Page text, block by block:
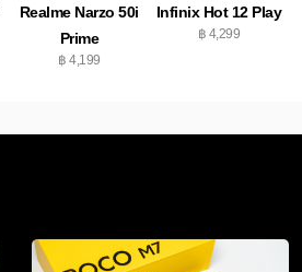
Realme Narzo 50i
Prime
฿ 4,199
Infinix Hot 12 Play
฿ 4,299